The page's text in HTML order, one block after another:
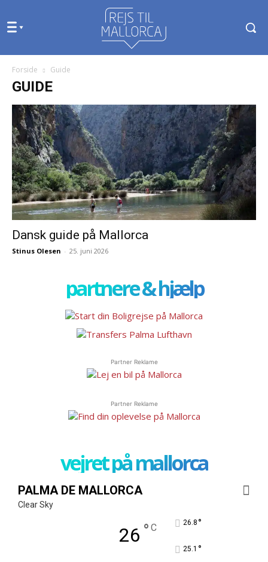
Forside Guide
GUIDE
Dansk guide på Mallorca
Stinus Olesen - 25. juni 2026
partnere & hjælp
Partner Reklame
Partner Reklame
vejret på mallorca
PALMA DE MALLORCA
Clear Sky
26 ° C 26.8 °
25.1 °